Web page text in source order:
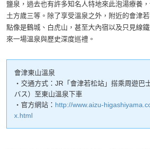
鹽泉，過去也有許多知名人特地來此泡湯療養
土方歲三等。除了享受溫泉之外，附近的會津
點像是鶴城、白虎山，甚至大內宿以及只見線
來一場溫泉與歷史深度巡禮。
會津東山溫泉
・交通方式：JR「會津若松站」搭乘周遊巴
バス）至東山溫泉下車
・官方網站： http://www.aizu-
x.html